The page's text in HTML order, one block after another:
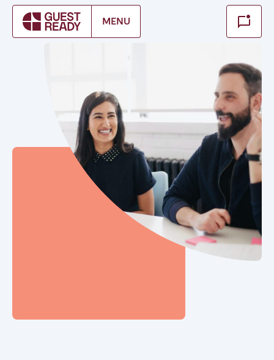
MENU
Make booking
Cerrar
Encuentra tu ubicación
Barcelona
Bilbao
Gran Canária
Madrid
Mallorca
Zaragoza